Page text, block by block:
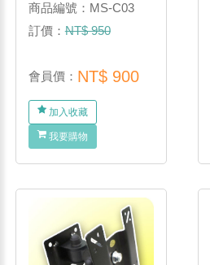
商品編號：MS-C03
訂價：NT$ 950
會員價： NT$ 900
加入收藏
我要購物